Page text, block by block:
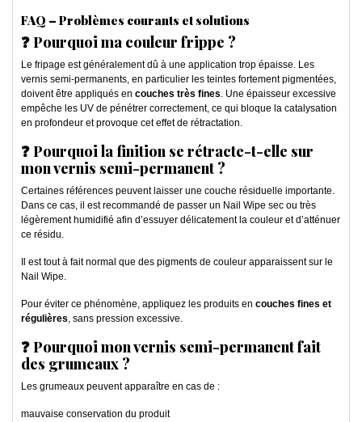
FAQ – Problèmes courants et solutions
❓ Pourquoi ma couleur frippe ?
Le fripage est généralement dû à une application trop épaisse. Les
vernis semi-permanents, en particulier les teintes fortement pigmentées,
doivent être appliqués en couches très fines. Une épaisseur excessive
empêche les UV de pénétrer correctement, ce qui bloque la catalysation
en profondeur et provoque cet effet de rétractation.
❓ Pourquoi la finition se rétracte-t-elle sur
mon vernis semi-permanent ?
Certaines références peuvent laisser une couche résiduelle importante.
Dans ce cas, il est recommandé de passer un Nail Wipe sec ou très
légèrement humidifié afin d’essuyer délicatement la couleur et d’atténuer
ce résidu.
Il est tout à fait normal que des pigments de couleur apparaissent sur le
Nail Wipe.
Pour éviter ce phénomène, appliquez les produits en couches fines et
régulières, sans pression excessive.
❓ Pourquoi mon vernis semi-permanent fait
des grumeaux ?
Les grumeaux peuvent apparaître en cas de :
mauvaise conservation du produit